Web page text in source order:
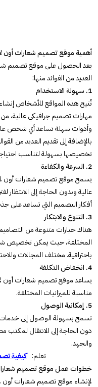
أهمية موقع تصميم شعارات أون
يعد الحصول على موقع تصميم
العديد من الفوائد منها:
1. سهولة الاستخدام
تُتيح هذه المواقع للأشخاص
مهارات تصميم جرافيكي عالية،
وأدوات سهلة تساعد أي شخص على
بالإضافة إلى تقديم العديد من
تخصيصها بسهولة لتناسب
2. السرعة والكفاءة
يسمح موقع تصميم شعارات أون
عالية وبدون الحاجة إلى الانتظار
أفكار التصميم التي تساعد على
3. التنوع والابتكار
هناك خيارات متنوعة من
المختلفة، حيث يمكن تخصيص
باحترافية. مختلف المجالات
4. انخفاض التكلفة
يساعد موقع تصميم شعارات أون
مناسبة للميزانيات المختلفة.
5. إمكانية الوصول
تسمح بسهولة الوصول إلى
دون الحاجة إلى الانتقال لمكتب
والجهد.
تعلم: كيفية
خطوات عمل موقع تصميم
لإنشاء موقع تصميم شعارات أون